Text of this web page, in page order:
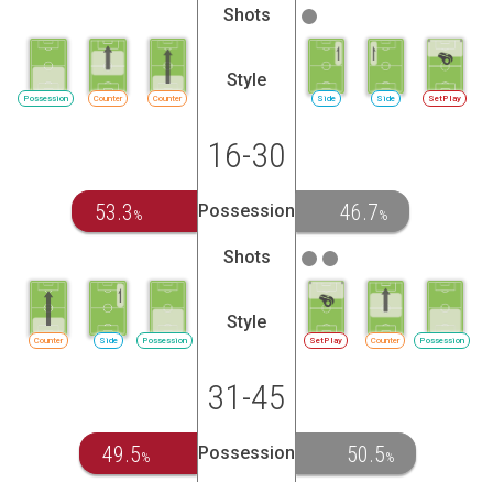
Shots
Counter
Counter
Possession
Style
Side Side SetPlay
16-30
53.3 % Possession 46.7%
Shots
Possession
Side
Counter
Style
SetPlay Counter Possession
31-45
49.5% Possession 50.5%